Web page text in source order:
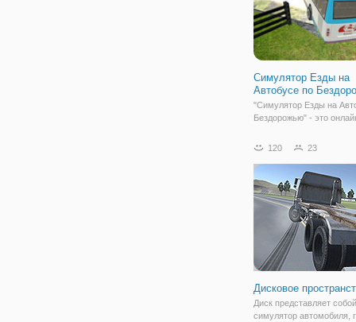
Симулятор Езды на
Автобусе по
"Симулятор Езды на
Бездорожью" - это
вашим заданием будет
парковочное место.
что это очень простое
на деле
120 23
Дисковое
Диск представляет собой
симулятор автомобиля,